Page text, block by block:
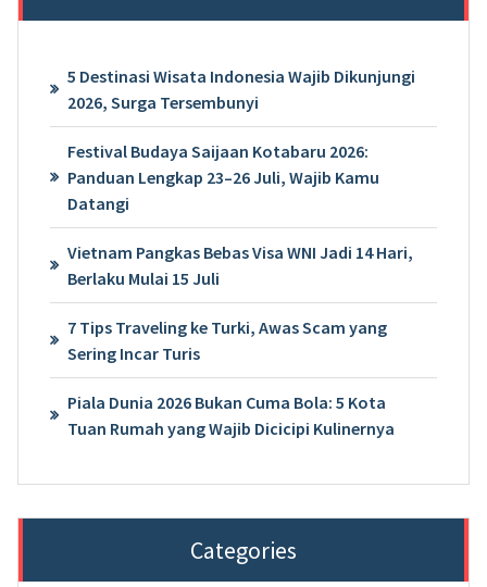
5 Destinasi Wisata Indonesia Wajib Dikunjungi
2026, Surga Tersembunyi
Festival Budaya Saijaan Kotabaru 2026:
Panduan Lengkap 23–26 Juli, Wajib Kamu
Datangi
Vietnam Pangkas Bebas Visa WNI Jadi 14 Hari,
Berlaku Mulai 15 Juli
7 Tips Traveling ke Turki, Awas Scam yang
Sering Incar Turis
Piala Dunia 2026 Bukan Cuma Bola: 5 Kota
Tuan Rumah yang Wajib Dicicipi Kulinernya
Categories